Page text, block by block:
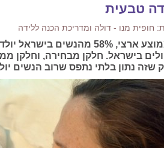
טבעית
חופית מנו - דולה ומדריכת הכנה ללידה
בממוצע ארצי, 58% מהנשים
בישראל. חלקן מבחירה, וחלקן
שזה נתון בלתי נתפס שרוב הנשים